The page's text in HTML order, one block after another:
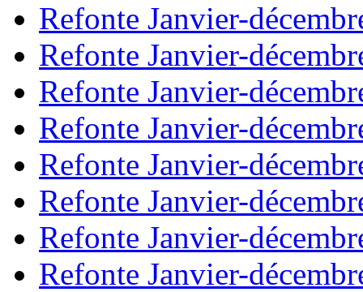
Refonte Janvier-
Refonte Janvier-
Refonte Janvier-
Refonte Janvier-
Refonte Janvier-
Refonte Janvier-
Refonte Janvier-
Refonte Janvier-